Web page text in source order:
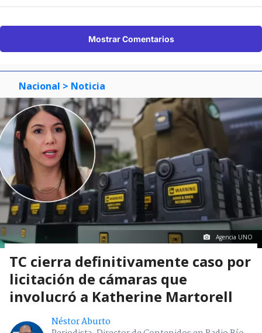
Mostrar Comentarios
Nacional > Noticia
Agencia UNO
TC cierra definitivamente caso por
licitación de cámaras que
involucró a Katherine Martorell
Néstor Aburto